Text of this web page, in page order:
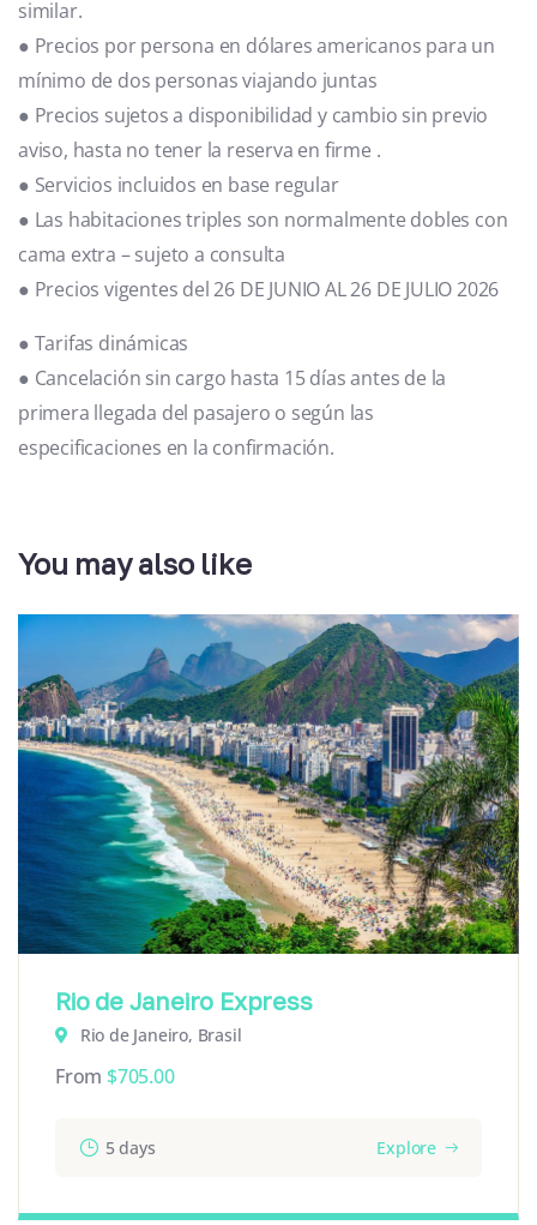
similar.
● Precios por persona en dólares americanos para un
mínimo de dos personas viajando juntas
● Precios sujetos a disponibilidad y cambio sin previo
aviso, hasta no tener la reserva en firme .
● Servicios incluidos en base regular
● Las habitaciones triples son normalmente dobles con
cama extra – sujeto a consulta
● Precios vigentes del 26 DE JUNIO AL 26 DE JULIO 2026
● Tarifas dinámicas
● Cancelación sin cargo hasta 15 días antes de la
primera llegada del pasajero o según las
especificaciones en la confirmación.
You may also like
Rio de Janeiro Express
Rio de Janeiro, Brasil
From $705.00
5 days Explore